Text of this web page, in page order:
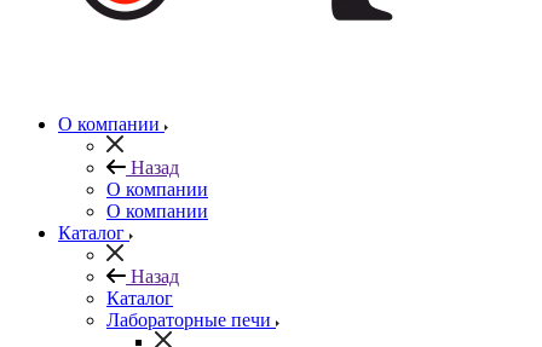
О компании
Назад
О компании
О компании
Каталог
Назад
Каталог
Лабораторные печи